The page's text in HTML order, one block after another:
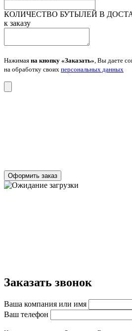
КОЛИЧЕСТВО БУТЫЛЕЙ В
к заказу
Нажимая на кнопку «Заказать» , Вы даете
на обработку своих персональных данных
Оформить заказ
Заказать звонок
Ваша компания или имя
Ваш телефон